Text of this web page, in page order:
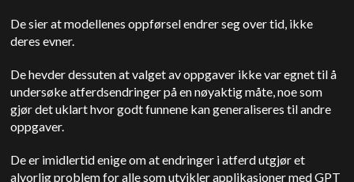
De sier at modellenes oppførsel endrer seg over tid, ikke
deres evner.
De hevder dessuten at valget av oppgaver ikke var egnet til å
undersøke atferdsendringer på en nøyaktig måte, noe som
gjør det uklart hvor godt funnene kan generaliseres til andre
oppgaver.
De er imidlertid enige om at endringer i atferd utgjør et
alvorlig problem for alle som utvikler applikasjoner med GPT